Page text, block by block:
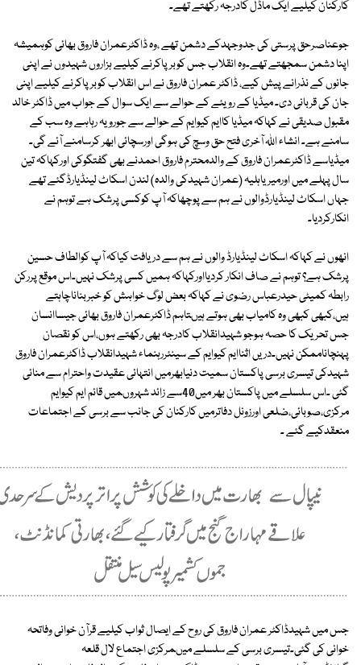
کارکنان کیلیے ایک ماڈل کادرجہ رکھتے تھے۔
جوعناصرحق پرستی کی جدوجہدکے دشمن تھے ،وہ ڈاکٹرعمران فاروق بھائی کوہمیشہ
اپنا دشمن سمجھتے تھے۔وہ انقلاب جس کوبرپاکرنے کیلیے ہزاروں شہیدوں نے اپنی
جانوں کے نذرانے پیش کیے، ڈاکٹر عمران فاروق نے اس انقلاب کوبرپاکرنے کیلیے اپنی
جان کی قربانی دی۔ میڈیا کے رویئے کے حوالے سے ایک سوال کے جواب میں ڈاکٹر خالد
مقبول صدیقی نے کہاکہ میڈیا کاایم کیوایم کے حوالے سے جورویہ رہاہے وہ سب کے
سامنے ہے۔ انشاء اللہ آخری فتح حق وسچ کی ہوگی اورسچائی ابھر کرسامنے آئے گی۔
میڈیاسے ڈاکٹرعمران فاروق کے والدمحترم فاروق احمدنے بھی گفتگوکی اورکہاکہ تین
سال پہلے میں اورمیریاہلیہ (عمران شہیدکی والدہ) لندن اسکاٹ لینڈیارڈگئے تھے
جہاں اسکاٹ لینڈیارڈوالوں نے ہم سے پوچھاکہ آپ کوکسی پرشک ہے توہم نے
انکارکردیا۔
انھوں نے کہاکہ اسکاٹ لینڈیارڈ والوں نے ہم سے دریافت کیاکہ آپ کوالطاف حسین
پرشک ہے؟ توہم نے صاف انکار کردیااورکہاکہ ہمیں کسی پرشک نہیں۔اس موقع پررکن
رابطہ کمیٹی حیدرعباس رضوی نے کہاکہ بعض لوگ خواہش کو خبربناناچاہتے
ہیں،کبھی کبھی وہ کامیاب بھی ہوتے ہیںتاہم ڈاکٹرعمران فاروق بھائی جیساانسان
جس تحریک کا حصہ ہوجو شہیدانقلاب کادرجہ بھی رکھتے ہوں،اس کو نقصان
پہنچاناممکن نہیں۔دریں اثناایم کیوایم کے سینئررہنماء شہیدانقلاب ڈاکٹرعمران فاروق
شہیدکی تیسری برسی پاکستان سمیت دنیابھرمیں انتہائی عقیدت واحترام سے منائی
گئی ۔اس سلسلے میں پاکستان بھر میں40سے زائد شہروںمیں قائم ایم کیوایم
مرکزی،صوبائی،ضلعی اورزونل دفاترمیں کارکنان کی جانب سے برسی کے اجتماعات
منعقدکیے گئے ۔
جس میں شہیدڈاکٹر عمران فاروق کی روح کے ایصال ثواب کیلیے قرآن خوانی وفاتحہ
خوانی کی گئی۔تیسری برسی کے سلسلے میںمرکزی اجتماع لال قلعہ